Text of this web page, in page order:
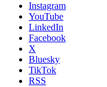
Instagram
YouTube
LinkedIn
Facebook
X
Bluesky
TikTok
RSS